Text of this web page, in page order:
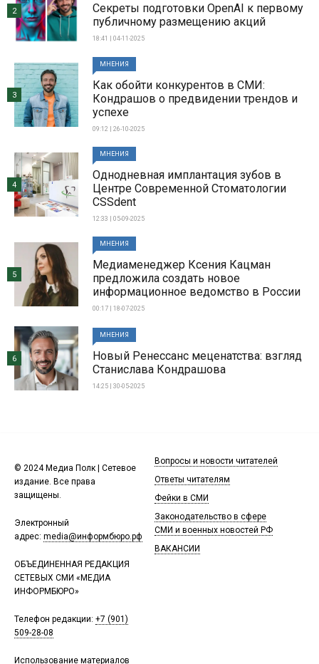
Секреты подготовки OpenAI к первому
публичному размещению акций
18:41 | 04-11-2025
2
МНЕНИЯ
Как обойти конкурентов в СМИ:
Кондрашов о предвидении трендов и
успехе
09:12 | 26-10-2025
3
МНЕНИЯ
Однодневная имплантация зубов в
Центре Современной Стоматологии
CSSdent
12:33 | 05-09-2025
4
МНЕНИЯ
Медиаменеджер Ксения Кацман
предложила создать новое
информационное ведомство в России
00:17 | 18-07-2025
5
МНЕНИЯ
Новый Ренессанс меценатства: взгляд
Станислава Кондрашова
14:25 | 30-05-2025
6
© 2024 Медиа Полк | Сетевое
издание. Все права
защищены.
Электронный
адрес: media@информбюро.рф
ОБЪЕДИНЕННАЯ РЕДАКЦИЯ
СЕТЕВЫХ СМИ «МЕДИА
ИНФОРМБЮРО»
Телефон редакции: +7 (901)
509-28-08
Использование материалов
Вопросы и новости читателей
Ответы читателям
Фейки в СМИ
Законодательство в сфере
СМИ и военных новостей РФ
ВАКАНСИИ